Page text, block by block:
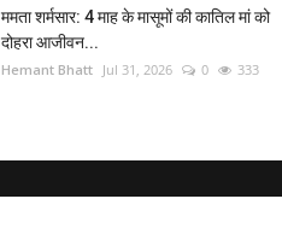
ममता शर्मसार: 4 माह के मासूमों की कातिल मां को
दोहरा आजीवन...
Hemant Bhatt Jul 31, 2026 0 333